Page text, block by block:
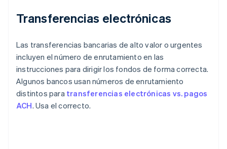
Transferencias electrónicas
Las transferencias bancarias de alto valor o urgentes
incluyen el número de enrutamiento en las
instrucciones para dirigir los fondos de forma correcta.
Algunos bancos usan números de enrutamiento
distintos para transferencias electrónicas vs. pagos
ACH. Usa el correcto.